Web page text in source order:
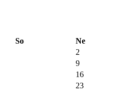
So
Ne
2
9
16
23